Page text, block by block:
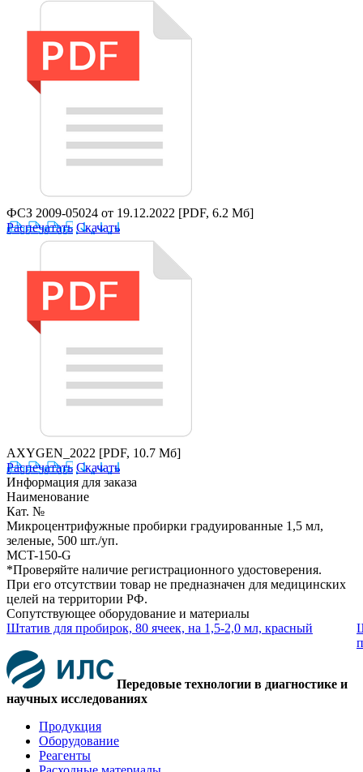
ФСЗ 2009-05024 от 19.12.2022 [PDF, 6.2 Мб]
Распечатать Скачать
AXYGEN_2022 [PDF, 10.7 Мб]
Распечатать Скачать
Информация для заказа
Наименование
Кат. №
Микроцентрифужные пробирки градуированные 1,5 мл,
зеленые, 500 шт./уп.
MCT-150-G
*Проверяйте наличие регистрационного удостоверения.
При его отсутствии товар не предназначен для медицинских
целей на территории РФ.
Сопутствующее оборудование и материалы
Штатив для пробирок, 80 ячеек, на 1,5-2,0 мл, красный
Передовые технологии в диагностике и
научных исследованиях
Продукция
Оборудование
Реагенты